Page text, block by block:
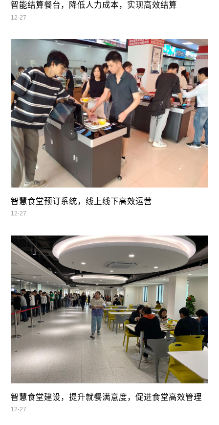
智能结算餐台，降低人力成本，实现高效结算
12-27
智慧食堂预订系统，线上线下高效运营
12-27
智慧食堂建设，提升就餐满意度，促进食堂高效管理
12-27